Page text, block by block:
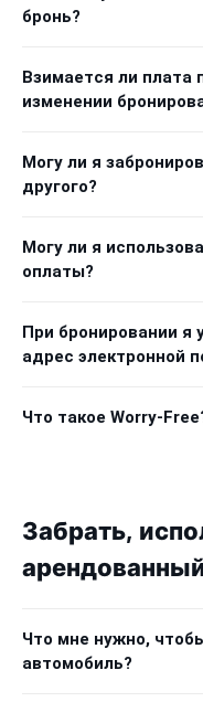
бронь?
Взимается ли плата
изменении
Могу ли я
другого?
Могу ли я
оплаты?
При бронировании я
адрес электронной
Что такое Worry-
Забрать,
Что мне нужно,
автомобиль?